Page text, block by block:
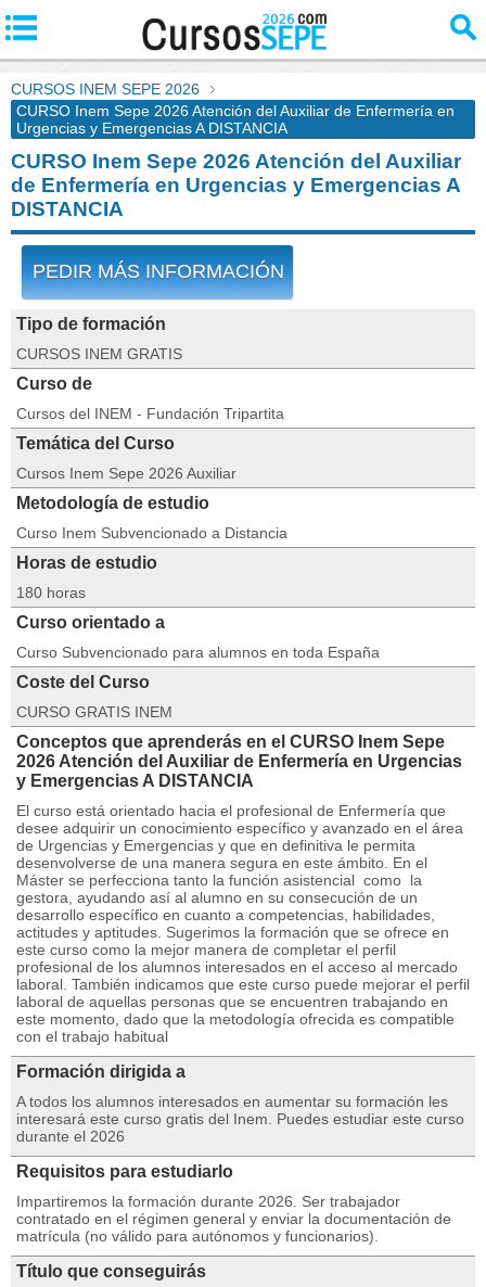
CURSOS INEM SEPE 2026
CURSO Inem Sepe 2026 Atención del Auxiliar de Enfermería en
Urgencias y Emergencias A DISTANCIA
CURSO Inem Sepe 2026 Atención del Auxiliar
de Enfermería en Urgencias y Emergencias A
DISTANCIA
PEDIR MÁS INFORMACIÓN
Tipo de formación
CURSOS INEM GRATIS
Curso de
Cursos del INEM - Fundación Tripartita
Temática del Curso
Cursos Inem Sepe 2026 Auxiliar
Metodología de estudio
Curso Inem Subvencionado a Distancia
Horas de estudio
180 horas
Curso orientado a
Curso Subvencionado para alumnos en toda España
Coste del Curso
CURSO GRATIS INEM
Conceptos que aprenderás en el CURSO Inem Sepe
2026 Atención del Auxiliar de Enfermería en Urgencias
y Emergencias A DISTANCIA
El curso está orientado hacia el profesional de Enfermería que
desee adquirir un conocimiento específico y avanzado en el área
de Urgencias y Emergencias y que en definitiva le permita
desenvolverse de una manera segura en este ámbito. En el
Máster se perfecciona tanto la función asistencial como la
gestora, ayudando así al alumno en su consecución de un
desarrollo específico en cuanto a competencias, habilidades,
actitudes y aptitudes. Sugerimos la formación que se ofrece en
este curso como la mejor manera de completar el perfil
profesional de los alumnos interesados en el acceso al mercado
laboral. También indicamos que este curso puede mejorar el perfil
laboral de aquellas personas que se encuentren trabajando en
este momento, dado que la metodología ofrecida es compatible
con el trabajo habitual
Formación dirigida a
A todos los alumnos interesados en aumentar su formación les
interesará este curso gratis del Inem. Puedes estudiar este curso
durante el 2026
Requisitos para estudiarlo
Impartiremos la formación durante 2026. Ser trabajador
contratado en el régimen general y enviar la documentación de
matrícula (no válido para autónomos y funcionarios).
Título que conseguirás